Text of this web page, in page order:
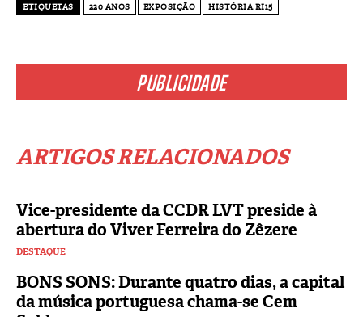
PUBLICIDADE
ARTIGOS RELACIONADOS
Vice-presidente da CCDR LVT preside à
abertura do Viver Ferreira do Zêzere
DESTAQUE
BONS SONS: Durante quatro dias, a capital
da música portuguesa chama-se Cem
ETIQUETAS 220 ANOS EXPOSIÇÃO HISTÓRIA RI15